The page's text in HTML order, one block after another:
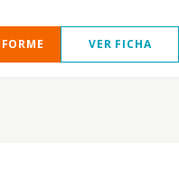
VER FICHA